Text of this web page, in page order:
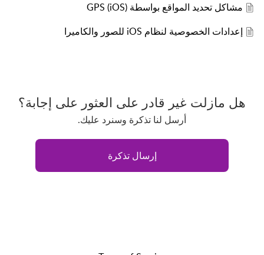
مشاكل تحديد المواقع بواسطة GPS (iOS)
إعدادات الخصوصية لنظام iOS للصور والكاميرا
هل مازلت غير قادر على العثور على إجابة؟
أرسل لنا تذكرة وسنرد عليك.
إرسال تذكرة